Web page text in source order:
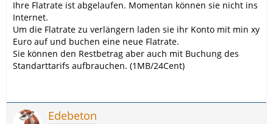
Ihre Flatrate ist abgelaufen. Momentan können sie nicht ins
Internet.
Um die Flatrate zu verlängern laden sie ihr Konto mit min xy
Euro auf und buchen eine neue Flatrate.
Sie können den Restbetrag aber auch mit Buchung des
Standarttarifs aufbrauchen. (1MB/24Cent)
Edebeton